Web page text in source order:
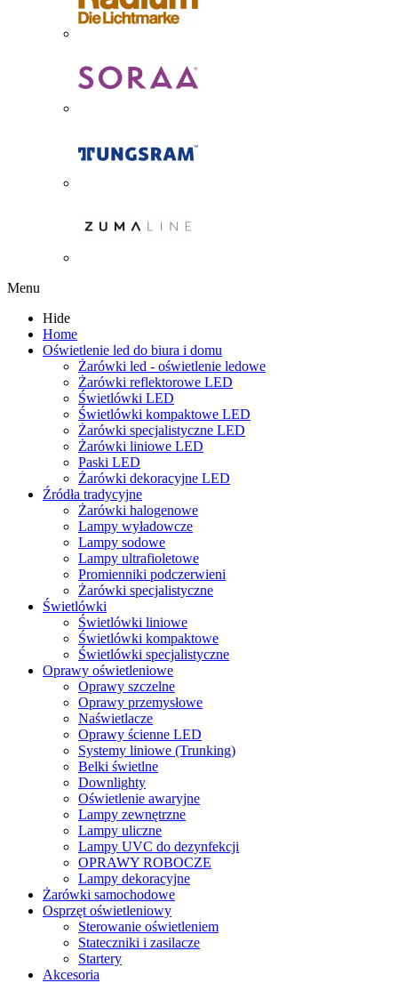
Menu
Hide
Home
Oświetlenie led do biura i domu
Żarówki led - oświetlenie ledowe
Żarówki reflektorowe LED
Świetlówki LED
Świetlówki kompaktowe LED
Żarówki specjalistyczne LED
Żarówki liniowe LED
Paski LED
Żarówki dekoracyjne LED
Źródła tradycyjne
Żarówki halogenowe
Lampy wyładowcze
Lampy sodowe
Lampy ultrafioletowe
Promienniki podczerwieni
Żarówki specjalistyczne
Świetlówki
Świetlówki liniowe
Świetlówki kompaktowe
Świetlówki specjalistyczne
Oprawy oświetleniowe
Oprawy szczelne
Oprawy przemysłowe
Naświetlacze
Oprawy ścienne LED
Systemy liniowe (Trunking)
Belki świetlne
Downlighty
Oświetlenie awaryjne
Lampy zewnętrzne
Lampy uliczne
Lampy UVC do dezynfekcji
OPRAWY ROBOCZE
Lampy dekoracyjne
Żarówki samochodowe
Osprzęt oświetleniowy
Sterowanie oświetleniem
Stateczniki i zasilacze
Startery
Akcesoria